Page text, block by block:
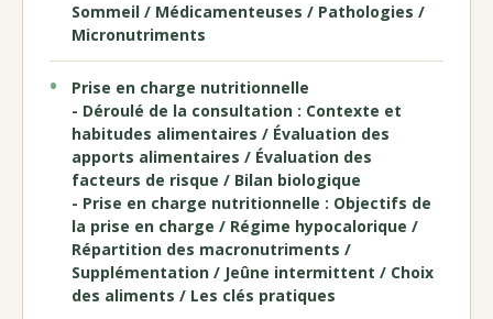
Sommeil / Médicamenteuses / Pathologies /
Micronutriments
Prise en charge nutritionnelle
- Déroulé de la consultation : Contexte et
habitudes alimentaires / Évaluation des
apports alimentaires / Évaluation des
facteurs de risque / Bilan biologique
- Prise en charge nutritionnelle : Objectifs de
la prise en charge / Régime hypocalorique /
Répartition des macronutriments /
Supplémentation / Jeûne intermittent / Choix
des aliments / Les clés pratiques